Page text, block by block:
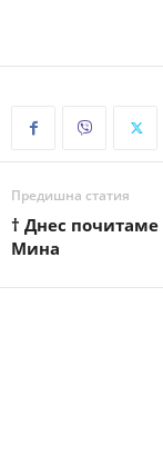
Предишна статия
† Днес почитаме
Мина